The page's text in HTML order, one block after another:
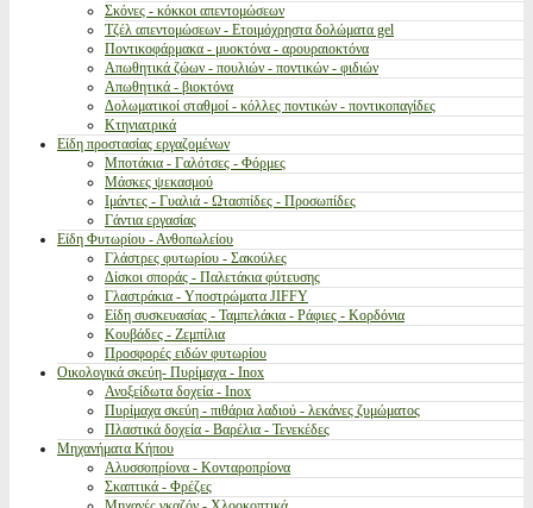
Σκόνες - κόκκοι απεντομώσεων
Τζέλ απεντομώσεων - Ετοιμόχρηστα δολώματα gel
Ποντικοφάρμακα - μυοκτόνα - αρουραιοκτόνα
Απωθητικά ζώων - πουλιών - ποντικών - φιδιών
Απωθητικά - βιοκτόνα
Δολωματικοί σταθμοί - κόλλες ποντικών - ποντικοπαγίδες
Κτηνιατρικά
Είδη προστασίας εργαζομένων
Μποτάκια - Γαλότσες - Φόρμες
Μάσκες ψεκασμού
Ιμάντες - Γυαλιά - Ωτασπίδες - Προσωπίδες
Γάντια εργασίας
Είδη Φυτωρίου - Ανθοπωλείου
Γλάστρες φυτωρίου - Σακούλες
Δίσκοι σποράς - Παλετάκια φύτευσης
Γλαστράκια - Υποστρώματα JIFFY
Είδη συσκευασίας - Ταμπελάκια - Ράφιες - Κορδόνια
Κουβάδες - Ζεμπίλια
Προσφορές ειδών φυτωρίου
Οικολογικά σκεύη- Πυρίμαχα - Inox
Ανοξείδωτα δοχεία - Inox
Πυρίμαχα σκεύη - πιθάρια λαδιού - λεκάνες ζυμώματος
Πλαστικά δοχεία - Βαρέλια - Τενεκέδες
Μηχανήματα Κήπου
Αλυσσοπρίονα - Κονταροπρίονα
Σκαπτικά - Φρέζες